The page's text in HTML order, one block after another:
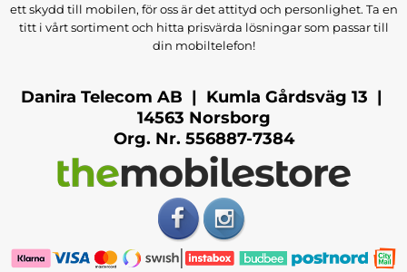
ett skydd till mobilen, för oss är det attityd och personlighet. Ta en
titt i vårt sortiment och hitta prisvärda lösningar som passar till
din mobiltelefon!
Danira Telecom AB | Kumla Gårdsväg 13 |
14563 Norsborg
Org. Nr. 556887-7384